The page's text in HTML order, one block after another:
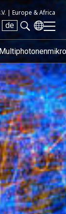
| Europe & Africa
de